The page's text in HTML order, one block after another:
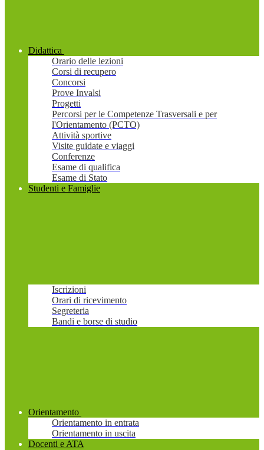
Didattica
Orario delle lezioni
Corsi di recupero
Concorsi
Prove Invalsi
Progetti
Percorsi per le Competenze Trasversali e per
l'Orientamento (PCTO)
Attività sportive
Visite guidate e viaggi
Conferenze
Esame di qualifica
Esame di Stato
Studenti e Famiglie
Iscrizioni
Orari di ricevimento
Segreteria
Bandi e borse di studio
Orientamento
Orientamento in entrata
Orientamento in uscita
Docenti e ATA